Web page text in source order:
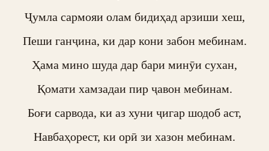
Ҷумла сармояи олам бидиҳад арзиши хеш,
Пеши ганҷина, ки дар кони забон мебинам.
Ҳама мино шуда дар бари минӯи сухан,
Қомати хамзадаи пир ҷавон мебинам.
Боғи сарвода, ки аз хуни ҷигар шодоб аст,
Навбаҳорест, ки орӣ зи хазон мебинам.